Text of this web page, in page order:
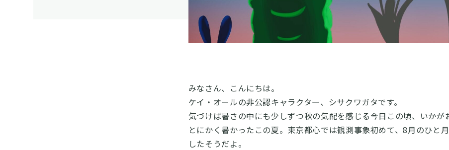
みなさん、こんにちは。
ケイ・オールの非公認キャラクター、シサクワガタです。
気づけば暑さの中にも少しずつ秋の気配を感じる今日この頃、いかが
とにかく暑かったこの夏。東京都心では観測事象初めて、8月のひと
したそうだよ。